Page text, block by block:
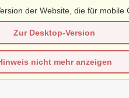
der Website, die für mobile
Zur Desktop-Version
nicht mehr anzeigen